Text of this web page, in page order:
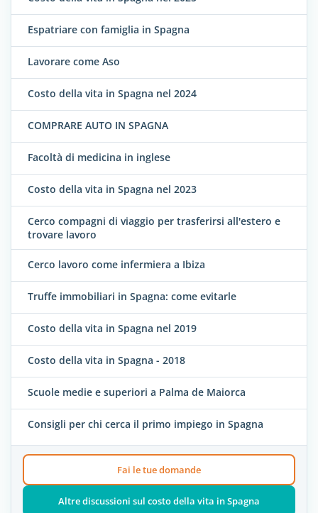
Espatriare con famiglia in Spagna
Lavorare come Aso
Costo della vita in Spagna nel 2024
COMPRARE AUTO IN SPAGNA
Facoltà di medicina in inglese
Costo della vita in Spagna nel 2023
Cerco compagni di viaggio per trasferirsi all'estero e
trovare lavoro
Cerco lavoro come infermiera a Ibiza
Truffe immobiliari in Spagna: come evitarle
Costo della vita in Spagna nel 2019
Costo della vita in Spagna - 2018
Scuole medie e superiori a Palma de Maiorca
Consigli per chi cerca il primo impiego in Spagna
Fai le tue domande
Altre discussioni sul costo della vita in Spagna